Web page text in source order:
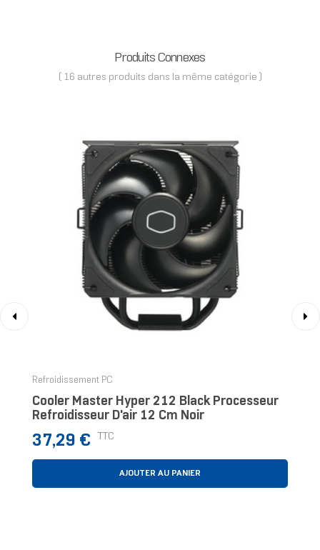
Produits Connexes
( 16 autres produits dans la même catégorie )
Refroidissement PC
Cooler Master Hyper 212 Black Processeur
Refroidisseur D'air 12 Cm Noir
Prix
37,29 € TTC
AJOUTER AU PANIER